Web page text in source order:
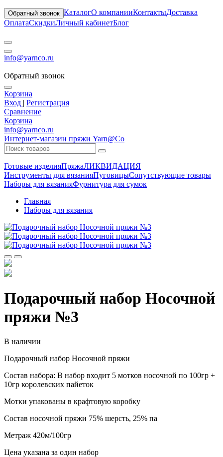
Обратный звонок КаталогО компанииКонтактыДоставка
ОплатаСкидкиЛичный кабинетБлог
info@yarnco.ru
Обратный звонок
Корзина
Вход | Регистрация
Сравнение
Корзина
info@yarnco.ru
Интернет-магазин пряжи Yarn@Co
Готовые изделияПряжаЛИКВИДАЦИЯ
Инструменты для вязанияПуговицыСопутствующие товары
Наборы для вязанияФурнитура для сумок
Главная
Наборы для вязания
Подарочный набор Носочной
пряжи №3
В наличии
Подарочный набор Носочной пряжи
Состав набора: В набор входит 5 мотков носочной по 100гр +
10гр королевских пайеток
Мотки упакованы в крафтовую коробку
Состав носочной пряжи 75% шерсть, 25% па
Метраж 420м/100гр
Цена указана за один набор